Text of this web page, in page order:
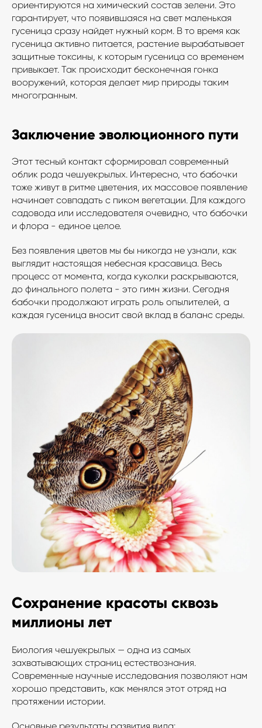
ориентируются на химический состав зелени. Это
гарантирует, что появившаяся на свет маленькая
гусеница сразу найдет нужный корм. В то время как
гусеница активно питается, растение вырабатывает
защитные токсины, к которым гусеница со временем
привыкает. Так происходит бесконечная гонка
вооружений, которая делает мир природы таким
многогранным.
Заключение эволюционного пути
Этот тесный контакт сформировал современный
облик рода чешуекрылых. Интересно, что бабочки
тоже живут в ритме цветения, их массовое появление
начинает совпадать с пиком вегетации. Для каждого
садовода или исследователя очевидно, что бабочки
и флора - единое целое.
Без появления цветов мы бы никогда не узнали, как
выглядит настоящая небесная красавица. Весь
процесс от момента, когда куколки раскрываются,
до финального полета - это гимн жизни. Сегодня
бабочки продолжают играть роль опылителей, а
каждая гусеница вносит свой вклад в баланс среды.
Сохранение красоты сквозь
миллионы лет
Биология чешуекрылых — одна из самых
захватывающих страниц естествознания.
Современные научные исследования позволяют нам
хорошо представить, как менялся этот отряд на
протяжении истории.
с 9:00 до 19:00
Работаем ежедневно
бабочек Флай-Флай
Заказать звонок
Все права защищены © 2007-2025
Политика конфиденциальности
Согласие на обработку персональных данных
Разработка сайта
Ферма бабочеĸ
«Бабочĸарий»
Салют живых
Каталог живых